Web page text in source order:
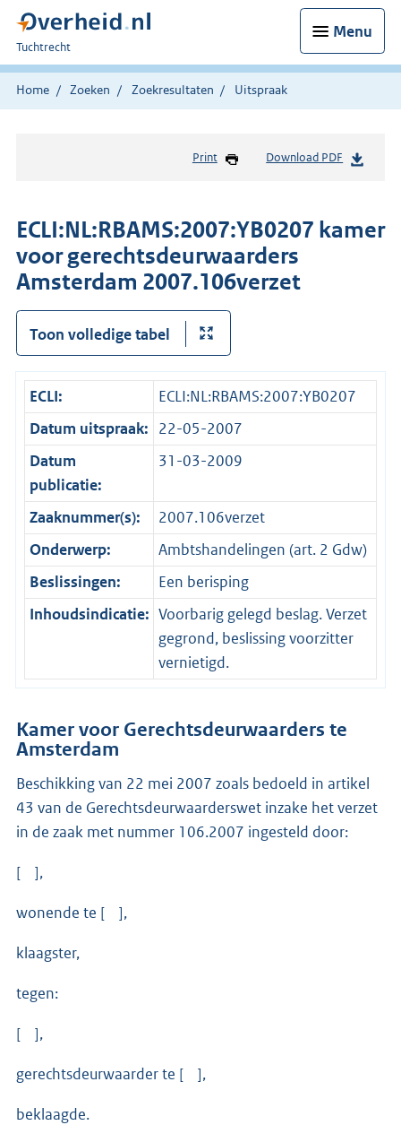
Menu
U
bent
hier:
Tuchtrecht
Home Zoeken Zoekresultaten Uitspraak
Print Download PDF
ECLI:NL:RBAMS:2007:YB0207 kamer
voor gerechtsdeurwaarders
Amsterdam 2007.106verzet
Toon volledige tabel
ECLI:
ECLI:NL:RBAMS:2007:YB0207
Datum uitspraak: 22-05-2007
Datum
publicatie:
31-03-2009
Zaaknummer(s):
2007.106verzet
Onderwerp:
Ambtshandelingen (art. 2 Gdw)
Beslissingen:
Een berisping
Inhoudsindicatie: Voorbarig gelegd beslag. Verzet
gegrond, beslissing voorzitter
vernietigd.
Kamer voor Gerechtsdeurwaarders te
Amsterdam
Beschikking van 22 mei 2007 zoals bedoeld in artikel
43 van de Gerechtsdeurwaarderswet inzake het verzet
in de zaak met nummer 106.2007 ingesteld door:
[ ],
wonende te [ ],
klaagster,
tegen:
[ ],
gerechtsdeurwaarder te [ ],
beklaagde.